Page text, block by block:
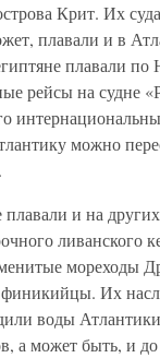
Крит. Их
плавали и в
плавали по
рейсы на судне
можно
и на
ливанского
мореходы
Их
воды
а может быть, и